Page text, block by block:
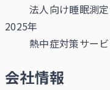
法人向け睡眠測
2025年
熱中症対策サー
会社情報